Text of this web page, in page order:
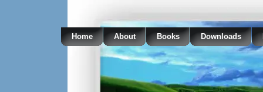
Home About Books Downloads